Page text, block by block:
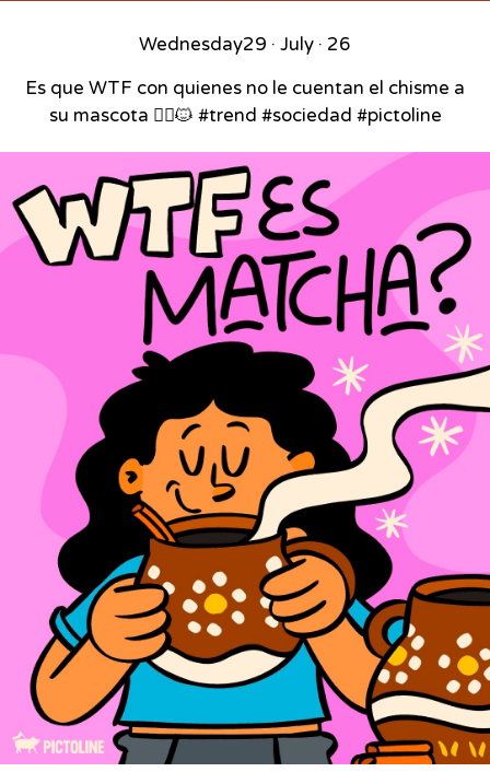
Wednesday29 · July · 26
Es que WTF con quienes no le cuentan el chisme a
su mascota 🙂‍↕️🐱 #trend #sociedad #pictoline